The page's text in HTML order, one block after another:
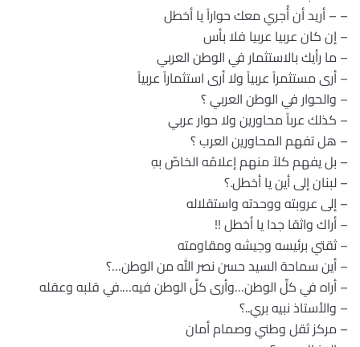
– – أريد أن أُجري معك حواراً يا أخطل
– إن كان عربيا عربيا فلا بأس
– ما رأيك بالاستثمار في الوطن العربي
– أرى مستثمراً عربياً ولا أرى استثماراً عربياً
– والحوار في الوطن العربي ؟
– كذلك عرباً محاورين ولا حوار عربي
– هل تفهم المحاورين العرب ؟
– بل يفهم كلاً منهم إعلامُه الخاصّ بهِ
– لبنان إلى أين يا أخطل.؟
– إلى عروبته ووحدته واستقلاله
– أراك واثقا جدا يا أخطل !!
– ثقتي برئيسه وجيشه ومقاومته
– أين سماحة السيد حسن نصر الله من الوطن…؟
– أراه في كلِّ الوطن…وأرى كلَّ الوطن فيه….في قلبه وعقله
– والأستاذ نبيه بري..؟
– مركز ثقل وطني وصمام أمان